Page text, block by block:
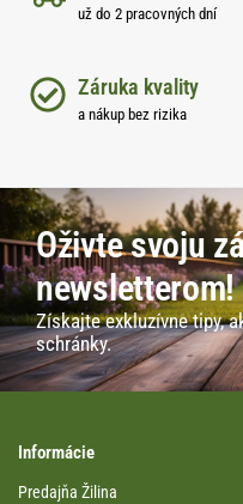
už do 2 pracovných dní
Záruka kvality
a nákup bez rizika
Oživte svoju
newsletterom!
Získajte exkluzívne tipy,
schránky.
Informácie
Predajňa Žilina